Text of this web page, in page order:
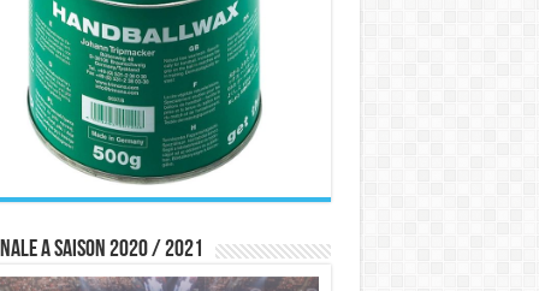
A saison 2020 / 2021